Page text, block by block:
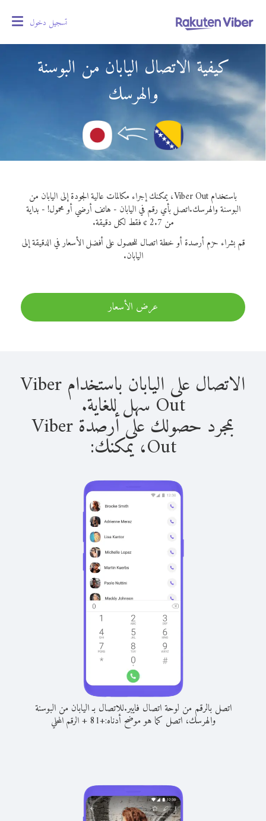
تسجيل دخول
كيفية الاتصال اليابان من البوسنة
والهرسك
باستخدام Viber Out، يمكنك إجراء مكالمات عالية الجودة إلى اليابان من
البوسنة والهرسك.اتصل بأي رقم في اليابان - هاتف أرضي أو محمول! - بداية
من 2.7 ¢ فقط لكل دقيقة.
قم بشراء حزم أرصدة أو خطة اتصال للحصول على أفضل الأسعار في الدقيقة إلى
اليابان.
عرض الأسعار
الاتصال على اليابان باستخدام Viber
Out سهل للغاية.
بمجرد حصولك على أرصدة Viber
Out، يمكنك:
اتصل بالرقم من لوحة اتصال فايبر.للاتصال بـ اليابان من البوسنة
والهرسك، اتصل كما هو موضح أدناه:+
81
+الرقم المحلي